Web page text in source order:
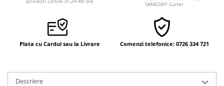
Psihologie practică
Lumea îngerilor
Inspiraţie divină
SAMEDAY Curier
Plata cu Cardul sau la Livrare Comenzi telefonice: 0726 334 721
Descriere